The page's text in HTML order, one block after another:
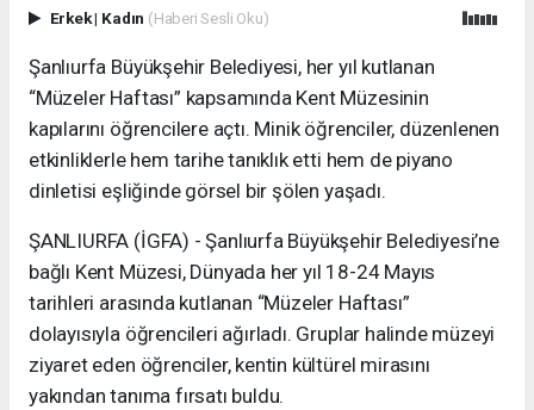
Erkek| Kadın (Haberi Sesli Oku)
Şanlıurfa Büyükşehir Belediyesi, her yıl kutlanan
“Müzeler Haftası” kapsamında Kent Müzesinin
kapılarını öğrencilere açtı. Minik öğrenciler, düzenlenen
etkinliklerle hem tarihe tanıklık etti hem de piyano
dinletisi eşliğinde görsel bir şölen yaşadı.
ŞANLIURFA (İGFA) - Şanlıurfa Büyükşehir Belediyesi’ne
bağlı Kent Müzesi, Dünyada her yıl 18-24 Mayıs
tarihleri arasında kutlanan “Müzeler Haftası”
dolayısıyla öğrencileri ağırladı. Gruplar halinde müzeyi
ziyaret eden öğrenciler, kentin kültürel mirasını
yakından tanıma fırsatı buldu.